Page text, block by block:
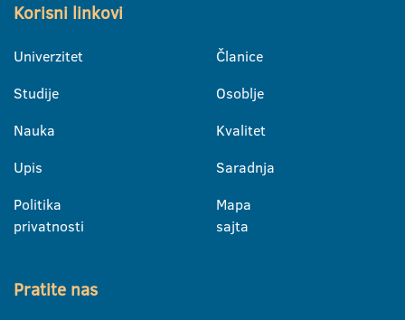
Korisni linkovi
Univerzitet
Studije
Nauka
Upis
Politika
privatnosti
Članice
Osoblje
Kvalitet
Saradnja
Mapa
sajta
Pratite nas